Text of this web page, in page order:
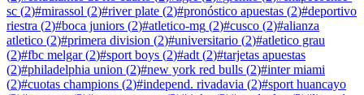
sc (2)#mirassol (2)#river plate (2)#pronóstico apuestas (2)#deportivo
riestra (2)#boca juniors (2)#atletico-mg (2)#cusco (2)#alianza
atletico (2)#primera division (2)#universitario (2)#atletico grau
(2)#fbc melgar(2)#sport boys (2)#adt (2)#tarjetas apuestas
(2)#philadelphia union (2)#new york red bulls (2)#inter miami
(2)#cuotas champions (2)#independ. rivadavia (2)#sport huancayo